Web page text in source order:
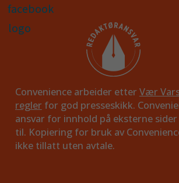
Convenience arbeider etter Vær
regler for god presseskikk.
ansvar for innhold på eksterne
til. Kopiering for bruk av
ikke tillatt uten avtale.